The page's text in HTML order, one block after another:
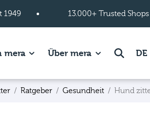
1949 13.000+ Trusted
page.
of Ratgeber page.
meraShow subpages of Mein mera
Über meraShowSuche DE
Ratgeber Gesundheit Hund